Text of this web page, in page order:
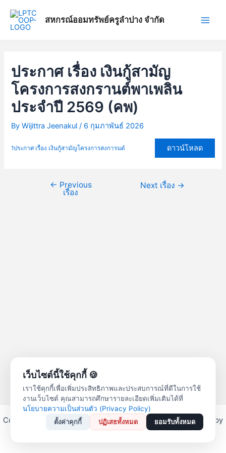
content
สหกรณ์ออมทรัพย์ครูลำปาง จำกัด
ประกาศ เรื่อง เงินกู้สามัญ
โครงการสงกรานต์พาเพลิน
ประจำปี 2569 (คพ)
ByWijittra Jeenakul/ 6 กุมภาพันธ์ 2026
1ประกาศ เรื่อง เงินกู้สามัญโครงการสงการนต์ ดาวน์โหลด
เรื่อง
← Previous
เรื่อง
Next เรื่อง →
Copyright © 2026 สหกรณ์ออมทรัพย์ครูลำปาง จำกัด | Powered by
Astra WordPress Theme
เว็บไซต์นี้ใช้คุกกี้ 🍪
เราใช้คุกกี้เพื่อเพิ่มประสิทธิภาพและประสบการณ์ที่ดีในการใช้
งานเว็บไซต์ คุณสามารถศึกษารายละเอียดเพิ่มเติมได้ที่
นโยบายความเป็นส่วนตัว (Privacy Policy)
ตั้งค่าคุกกี้
ปฏิเสธทั้งหมด ยอมรับทั้งหมด